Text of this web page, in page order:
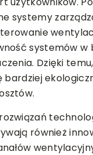
systemy
systemów w
Dzięki
bardziej
również